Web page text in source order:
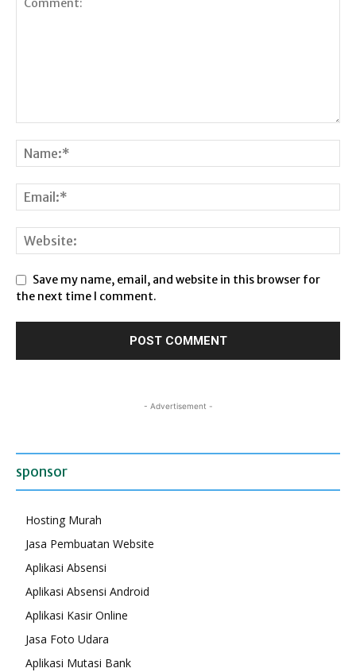
Save my name, email, and website in this browser for
the next time I comment.
- Advertisement -
sponsor
Hosting Murah
Jasa Pembuatan Website
Aplikasi Absensi
Aplikasi Absensi Android
Aplikasi Kasir Online
Jasa Foto Udara
Aplikasi Mutasi Bank